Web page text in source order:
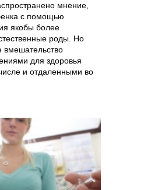
мнение,
с помощью
якобы более
роды. Но
вмешательство
для здоровья
и отдаленными во